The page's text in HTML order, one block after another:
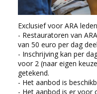
Exclusief voor ARA
- Restauratoren van
van 50 euro per dag
- Inschrijving kan per
voor 2 (naar eigen
getekend.
- Het aanbod is
- Het aanbod is er voor